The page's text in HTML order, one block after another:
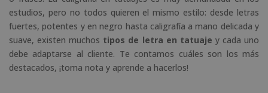
estudios, pero no todos quieren el mismo estilo: desde letras
fuertes, potentes y en negro hasta caligrafía a mano delicada y
suave, existen muchos tipos de letra en tatuaje y cada uno
debe adaptarse al cliente. Te contamos cuáles son los más
destacados, ¡toma nota y aprende a hacerlos!